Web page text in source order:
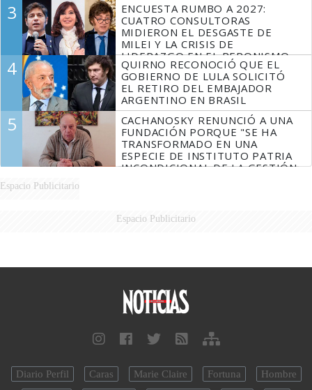
3
ENCUESTA RUMBO A 2027:
CUATRO CONSULTORAS
MIDIERON EL DESGASTE DE
MILEI Y LA CRISIS DE
LIDERAZGO EN EL PERONISMO
4
QUIRNO RECONOCIÓ QUE EL
GOBIERNO DE LULA SOLICITÓ
EL RETIRO DEL EMBAJADOR
ARGENTINO EN BRASIL
5
CACHANOSKY RENUNCIÓ A UNA
FUNDACIÓN PORQUE "SE HA
TRANSFORMADO EN UNA
ESPECIE DE INSTITUTO PATRIA
INCONDICIONAL DE LA GESTIÓN
Espacio Publicitario
Espacio Publicitario
Diario Perfil Caras Marie Claire Fortuna Hombre